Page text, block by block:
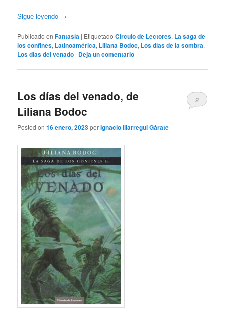
Sigue leyendo →
Publicado en Fantasía | Etiquetado Círculo de Lectores, La saga de
los confines, Latinoamérica, Liliana Bodoc, Los días de la sombra,
Los días del venado | Deja un comentario
Los días del venado, de
Liliana Bodoc
Posted on16 enero, 2023porIgnacio Illarregui Gárate
2